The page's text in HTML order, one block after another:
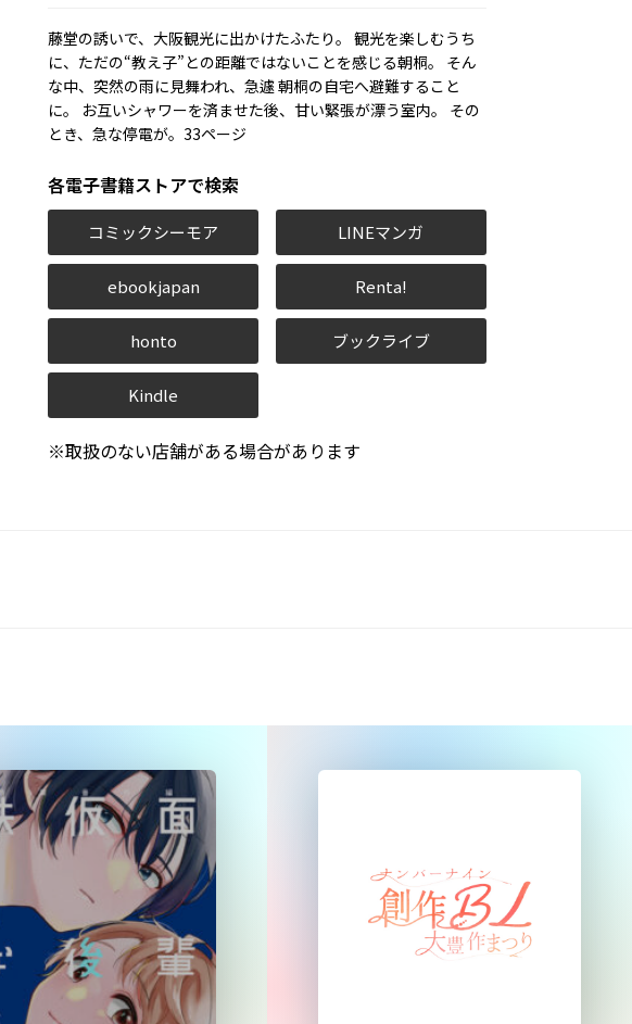
藤堂の誘いで、大阪観光に出かけたふたり。 観光を楽しむうち
に、ただの“教え子”との距離ではないことを感じる朝桐。 そん
な中、突然の雨に見舞われ、急遽 朝桐の自宅へ避難すること
に。 お互いシャワーを済ませた後、甘い緊張が漂う室内。 その
とき、急な停電が――。33ページ
各電子書籍ストアで検索
コミックシーモア LINEマンガ
ebookjapan Renta!
honto ブックライブ
Kindle
※取扱のない店舗がある場合があります